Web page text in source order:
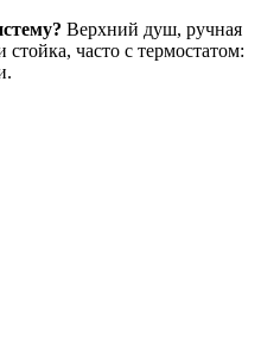
Верхний душ, ручная
часто с термостатом: